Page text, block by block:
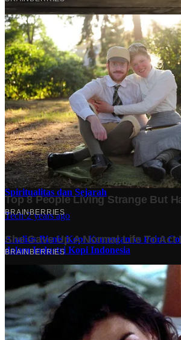
Stok BBM di Indonesia Hanya Tinggal 21
Dampaknya bagi Masyarakat?
Finansial·4 months ago
10 Makam Wali di Banten: Tempat Suci
Spiritualitas dan Sejarah
Tech·2 years ago
Analisis Bisnis Kopi Kenangan vs Point
dalam Industri Kopi Indonesia
1 year ago
Share: